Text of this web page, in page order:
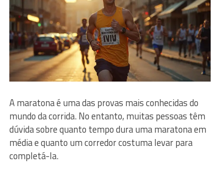
A maratona é uma das provas mais conhecidas do
mundo da corrida. No entanto, muitas pessoas têm
dúvida sobre quanto tempo dura uma maratona em
média e quanto um corredor costuma levar para
completá-la.